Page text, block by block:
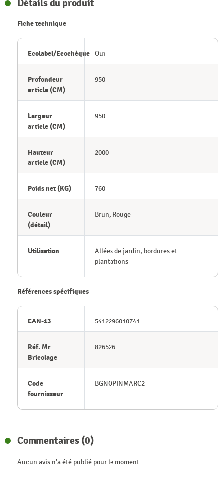
Détails du produit
Fiche technique
Ecolabel/Ecochèque Oui
Profondeur
article (CM)
950
Largeur
article (CM)
950
Hauteur
article (CM)
2000
Poids net (KG) 760
Couleur
(détail)
Brun, Rouge
Utilisation
Allées de jardin, bordures et
plantations
Références spécifiques
EAN-13 5412296010741
Réf. Mr
Bricolage
826526
Code
fournisseur
BGNOPINMARC2
Commentaires (0)
Aucun avis n'a été publié pour le moment.